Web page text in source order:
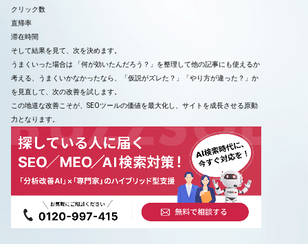
クリック数
直帰率
滞在時間
そして結果を見て、次を決めます。
うまくいった場合は 「何が効いたんだろう？」を整理して他の記事にも使えるか
考える、うまくいかなかったなら、「仮説がズレた？」「やり方が違った？」か
を見直して、次の改善を試します。
この地道な改善こそが、SEOツールの価値を最大化し、サイトを成長させる原動
力となります。